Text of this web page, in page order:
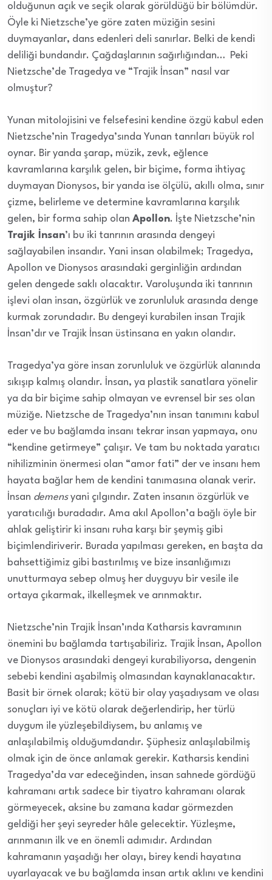
olduğunun açık ve seçik olarak görüldüğü bir bölümdür.
Öyle ki Nietzsche’ye göre zaten müziğin sesini
duymayanlar, dans edenleri deli sanırlar. Belki de kendi
deliliği bundandır. Çağdaşlarının sağırlığından… Peki
Nietzsche’de Tragedya ve “Trajik İnsan” nasıl var
olmuştur?
Yunan mitolojisini ve felsefesini kendine özgü kabul eden
Nietzsche’nin Tragedya’sında Yunan tanrıları büyük rol
oynar. Bir yanda şarap, müzik, zevk, eğlence
kavramlarına karşılık gelen, bir biçime, forma ihtiyaç
duymayan Dionysos, bir yanda ise ölçülü, akıllı olma, sınır
çizme, belirleme ve determine kavramlarına karşılık
gelen, bir forma sahip olan Apollon. İşte Nietzsche’nin
Trajik İnsan’ı bu iki tanrının arasında dengeyi
sağlayabilen insandır. Yani insan olabilmek; Tragedya,
Apollon ve Dionysos arasındaki gerginliğin ardından
gelen dengede saklı olacaktır. Varoluşunda iki tanrının
işlevi olan insan, özgürlük ve zorunluluk arasında denge
kurmak zorundadır. Bu dengeyi kurabilen insan Trajik
İnsan’dır ve Trajik İnsan üstinsana en yakın olandır.
Tragedya’ya göre insan zorunluluk ve özgürlük alanında
sıkışıp kalmış olandır. İnsan, ya plastik sanatlara yönelir
ya da bir biçime sahip olmayan ve evrensel bir ses olan
müziğe. Nietzsche de Tragedya’nın insan tanımını kabul
eder ve bu bağlamda insanı tekrar insan yapmaya, onu
“kendine getirmeye” çalışır. Ve tam bu noktada yaratıcı
nihilizminin önermesi olan “amor fati” der ve insanı hem
hayata bağlar hem de kendini tanımasına olanak verir.
İnsan demensyani çılgındır. Zaten insanın özgürlük ve
yaratıcılığı buradadır. Ama akıl Apollon’a bağlı öyle bir
ahlak geliştirir ki insanı ruha karşı bir şeymiş gibi
biçimlendiriverir. Burada yapılması gereken, en başta da
bahsettiğimiz gibi bastırılmış ve bize insanlığımızı
unutturmaya sebep olmuş her duyguyu bir vesile ile
ortaya çıkarmak, ilkelleşmek ve arınmaktır.
Nietzsche’nin Trajik İnsan’ında Katharsis kavramının
önemini bu bağlamda tartışabiliriz. Trajik İnsan, Apollon
ve Dionysos arasındaki dengeyi kurabiliyorsa, dengenin
sebebi kendini aşabilmiş olmasından kaynaklanacaktır.
Basit bir örnek olarak; kötü bir olay yaşadıysam ve olası
sonuçları iyi ve kötü olarak değerlendirip, her türlü
duygum ile yüzleşebildiysem, bu anlamış ve
anlaşılabilmiş olduğumdandır. Şüphesiz anlaşılabilmiş
olmak için de önce anlamak gerekir. Katharsis kendini
Tragedya’da var edeceğinden, insan sahnede gördüğü
kahramanı artık sadece bir tiyatro kahramanı olarak
görmeyecek, aksine bu zamana kadar görmezden
geldiği her şeyi seyreder hâle gelecektir. Yüzleşme,
arınmanın ilk ve en önemli adımıdır. Ardından
kahramanın yaşadığı her olayı, birey kendi hayatına
uyarlayacak ve bu bağlamda insan artık aklını ve kendini